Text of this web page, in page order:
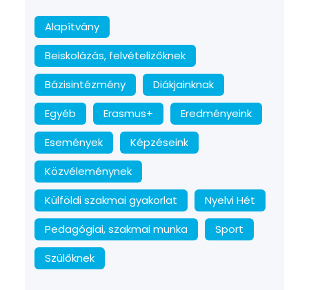
Alapítvány
Beiskolázás, felvételizőknek
Bázisintézmény
Diákjainknak
Egyéb
Erasmus+
Eredményeink
Események
Képzéseink
Közvéleménynek
Külföldi szakmai gyakorlat
Nyelvi Hét
Pedagógiai, szakmai munka
Sport
Szülőknek